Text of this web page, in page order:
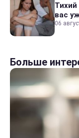
Тихий
вас
06
Больше